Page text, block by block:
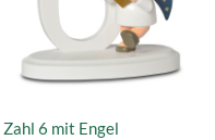
Zahl 6 mit Engel